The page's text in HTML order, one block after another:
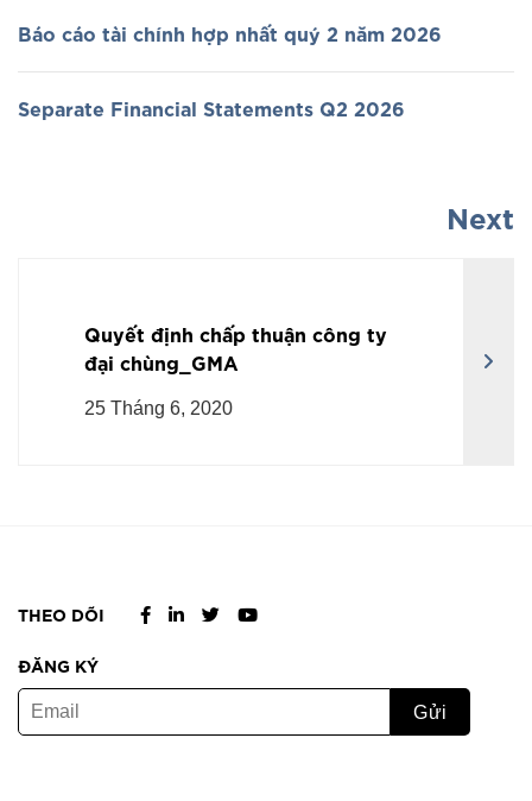
Báo cáo tài chính hợp nhất quý 2 năm 2026
Separate Financial Statements Q2 2026
Next
Quyết định chấp thuận công ty
đại chùng_GMA
25 Tháng 6, 2020
THEO DÕI
ĐĂNG KÝ